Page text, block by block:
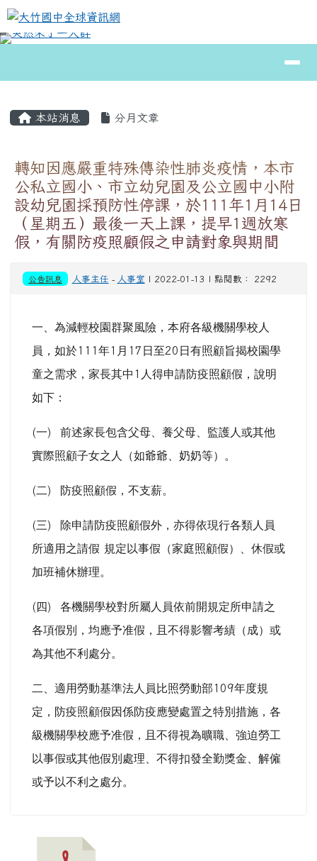
跳至主內容區
大竹國中全球資訊網
⏸
本站消息 分月文章
轉知因應嚴重特殊傳染性肺炎疫情，本市
公私立國小、市立幼兒園及公立國中小附
設幼兒園採預防性停課，於111年1月14日
（星期五）最後一天上課，提早1週放寒
假，有關防疫照顧假之申請對象與期間
公告訊息 人事主任 - 人事室 | 2022-01-13 | 點閱數： 2292
一、為減輕校園群聚風險，本府各級機關學校人
員，如於111 年1 月 17 日至20 日有照顧旨揭校園學
童之需求，家長其中 1 人得申請防疫照顧假，說明
如下：
(一) 前述家長包含父母、養父母、監護人或其他
實際照顧子女之人（如爺爺、奶奶等）。
(二) 防疫照顧假，不支薪。
(三)
除申請防疫照顧假外，亦得依現行各類人員
所適用之請假 規定以事假（家庭照顧假）、休假或
加班補休辦理。
( 四) 各機關學校對所屬人員依前開規定所申請之
各項假別，均應予准假，且不得影響考績（成）或
為其他不利處分。
二、適用勞動基準法人員比照勞動部109年度規
定，防疫照顧假因係防疫應變處置之特別措施，各
級機關學校應予准假，且不得視為曠職、強迫勞工
以事假或其他假別處理、不得扣發全勤獎金、解僱
或予以不利之處分。